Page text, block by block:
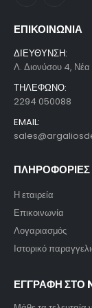
ΕΠΙΚΟΙΝΩΝΙΑ
ΔΙΕΥΘΥΝΣΗ:
Λ. Διονύσου 4,
ΤΗΛΕΦΩΝΟ:
2294 050088
EMAIL:
ΠΛΗΡΟΦΟΡΙΕΣ
Η εταιρεία
Επικοινωνία
Λογαριασμός
Ιστορικό
ΕΓΓΡΑΦΗ ΣΤΟ